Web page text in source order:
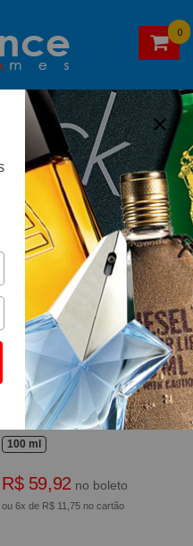
0
Paris Elysees
Billion Masculino Eau De Toilette
100ml - Paris Elysees
100 ml
R$ 59,92 no boleto
ou 6x de R$ 11,75 no cartão